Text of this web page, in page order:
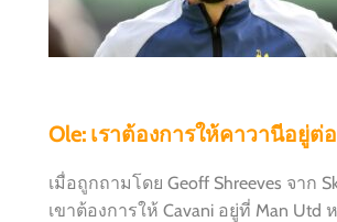
Ole: เราต้องการให้คาวานีอยู่ต่อ
เมื่อถูกถามโดย Geoff Shreeves จาก
เขาต้องการให้ Cavani อยู่ที่ Man Utd